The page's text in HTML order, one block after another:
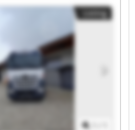
/ NS Maquinas Deutschland
/ NS Maquinas Deutschland
/ NS Maquinas Deutschland
/ NS Maquinas Deutschland
/ NS Maquinas Deutschland
/ NS Maquinas Deutschland
/ NS Maquinas Deutschland
/ NS Maquinas Deutschland
/ NS Maquinas Deutschland
/ NS Maquinas Deutschland
/ NS Maquinas Deutschland
/ NS Maquinas Deutschland
Listing